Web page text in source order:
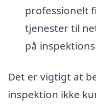
professionelt
tjenester til
på
Det er vigtigt at
inspektion ikke